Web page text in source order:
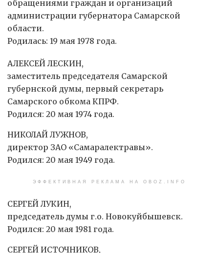
обращениями граждан и организаций
администрации губернатора Самарской
области.
Родилась: 19 мая 1978 года.
АЛЕКСЕЙ ЛЕСКИН,
заместитель председателя Самарской
губернской думы, первый секретарь
Самарского обкома КПРФ.
Родился: 20 мая 1974 года.
НИКОЛАЙ ЛУЖНОВ,
директор ЗАО «Самаралектравы».
Родился: 20 мая 1949 года.
ЭФФЕКТИВНАЯ РЕКЛАМА НА OBOZ.INFO
СЕРГЕЙ ЛУКИН,
председатель думы г.о. Новокуйбышевск.
Родился: 20 мая 1981 года.
СЕРГЕЙ ИСТОЧНИКОВ,